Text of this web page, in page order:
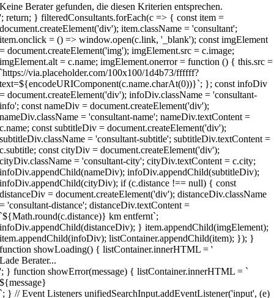
Keine Berater gefunden, die diesen Kriterien entsprechen.
'; return; } filteredConsultants.forEach(c => { const item =
document.createElement('div'); item.className = 'consultant';
item.onclick = () => window.open(c.link, '_blank'); const imgElement
= document.createElement('img'); imgElement.src = c.image;
imgElement.alt = c.name; imgElement.onerror = function () { this.src =
`https://via.placeholder.com/100x100/1d4b73/ffffff?
text=${encodeURIComponent(c.name.charAt(0))}`; }; const infoDiv
= document.createElement('div'); infoDiv.className = 'consultant-
info'; const nameDiv = document.createElement('div');
nameDiv.className = 'consultant-name'; nameDiv.textContent =
c.name; const subtitleDiv = document.createElement('div');
subtitleDiv.className = 'consultant-subtitle'; subtitleDiv.textContent =
c.subtitle; const cityDiv = document.createElement('div');
cityDiv.className = 'consultant-city'; cityDiv.textContent = c.city;
infoDiv.appendChild(nameDiv); infoDiv.appendChild(subtitleDiv);
infoDiv.appendChild(cityDiv); if (c.distance !== null) { const
distanceDiv = document.createElement('div'); distanceDiv.className
= 'consultant-distance'; distanceDiv.textContent =
`${Math.round(c.distance)} km entfernt`;
infoDiv.appendChild(distanceDiv); } item.appendChild(imgElement);
item.appendChild(infoDiv); listContainer.appendChild(item); }); }
function showLoading() { listContainer.innerHTML = '
Lade Berater...
'; } function showError(message) { listContainer.innerHTML = `
${message}
`; } // Event Listeners unifiedSearchInput.addEventListener('input', (e)